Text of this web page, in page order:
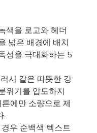
색을 로고와 헤더
넓은 배경에 배치
성을 극대화하는 5
시 같은 따뜻한 강
위기를 압도하지
에만 소량으로 제
.
우 순백색 텍스트